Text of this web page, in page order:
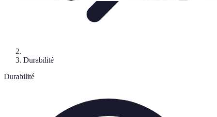
Durabilité
Durabilité